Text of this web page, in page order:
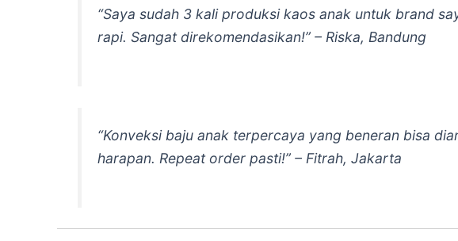
“Saya sudah 3 kali produksi kaos anak untuk brand
rapi. Sangat direkomendasikan!” – Riska, Bandung
“Konveksi baju anak terpercaya yang beneran bisa
harapan. Repeat order pasti!” – Fitrah, Jakarta